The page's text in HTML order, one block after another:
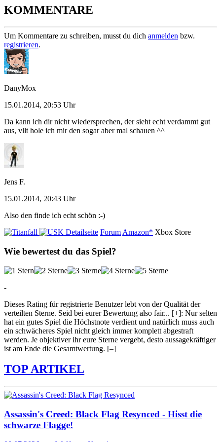
KOMMENTARE
Um Kommentare zu schreiben, musst du dich anmelden bzw.
registrieren.
DanyMox
15.01.2014, 20:53 Uhr
Da kann ich dir nicht wiedersprechen, der sieht echt verdammt gut
aus, vllt hole ich mir den sogar aber mal schauen ^^
Jens F.
15.01.2014, 20:43 Uhr
Also den finde ich echt schön :-)
Detailseite Forum Amazon* Xbox Store
Wie bewertest du das Spiel?
-
Dieses Rating für registrierte Benutzer lebt von der Qualität der
verteilten Sterne. Seid bei eurer Bewertung also fair... [+]: Nur selten
hat ein gutes Spiel die Höchstnote verdient und natürlich muss auch
ein schwächeres Spiel nicht gleich immer komplett abgestraft
werden. Je objektiver ihr eure Sterne vergebt, desto aussagekräftiger
ist am Ende die Gesamtwertung. [–]
TOP ARTIKEL
Assassin's Creed: Black Flag Resynced - Hisst die
schwarze Flagge!